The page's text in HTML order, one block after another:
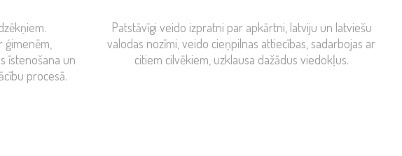
īstenošana un
procesā.
Patstāvīgi veido izpratni par apkārtni, latviju un latviešu
valodas nozīmi, veido cieņpilnas attiecības, sadarbojas ar
citiem cilvēkiem, uzklausa dažādus viedokļus.